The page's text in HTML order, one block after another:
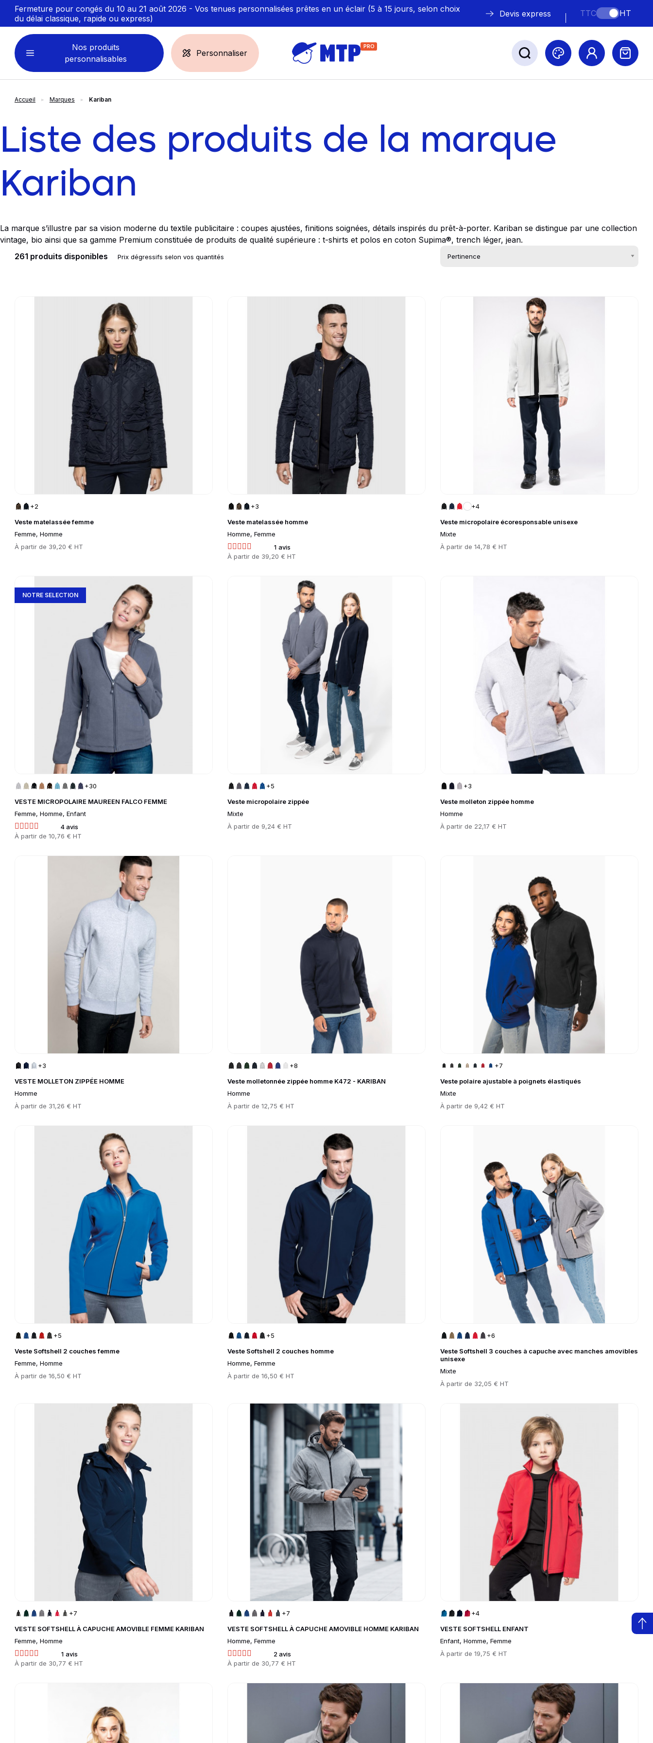
Fermeture pour congés du 10 au 21 août 2026 - Vos tenues personnalisées prêtes en un éclair (5 à 15 jours, selon choix
du délai classique, rapide ou express)
Devis express TTC HT
PRO
Nos produits
personnalisables
VÊTEMENTS
Sweats personnalisables
Marinière
T-shirt
Doudoune
Survêtement
Casquette
Bonnet et Bandeau
Toque et Calot
Cravate
Parapluie
Ceinture
Goodies
Chaussette
Santé - Bien-être
Sécurité - haute visibilité
Made in Europe
Fabriqué en France
Personnaliser
Accueil Marques Kariban
Liste des produits de la marque
Kariban
La marque s’illustre par sa vision moderne du textile publicitaire : coupes ajustées, finitions soignées, détails inspirés du prêt-à-porter. Kariban se distingue par une collection
vintage, bio ainsi que sa gamme Premium constituée de produits de qualité supérieure : t-shirts et polos en coton Supima®, trench léger, jean.
261 produits disponibles
Prix dégressifs selon vos quantités
Veste matelassée femme
Femme, Homme
Prix
À partir de 39,20 € HT
+2
Veste matelassée homme
Homme, Femme
1 avis
Prix
À partir de 39,20 € HT
+3
Veste micropolaire écoresponsable unisexe
Mixte
Prix
À partir de 14,78 € HT
+4
VESTE MICROPOLAIRE MAUREEN FALCO FEMME
Femme, Homme, Enfant
4 avis
Prix
À partir de10,76 € HT
NOTRE SELECTION
+30
Veste micropolaire zippée
Mixte
Prix
À partir de 9,24 € HT
+5
Go to product page
Veste molleton zippée homme
Homme
Prix
À partir de 22,17 € HT
+3
VESTE MOLLETON ZIPPÉE HOMME
Homme
Prix
À partir de 31,26 € HT
+3
Veste molletonnée zippée homme K472 - KARIBAN
Homme
Prix
À partir de 12,75 € HT
+8
Veste polaire ajustable à poignets élastiqués
Mixte
Prix
À partir de 9,42 € HT
+7
Veste Softshell 2 couches femme
Femme, Homme
Prix
À partir de16,50 € HT
+5
Veste Softshell 2 couches homme
Homme, Femme
Prix
À partir de 16,50 € HT
+5
Veste Softshell 3 couches à capuche avec manches amovibles
unisexe
Mixte
Prix
À partir de 32,05 € HT
+6
VESTE SOFTSHELL À CAPUCHE AMOVIBLE FEMME KARIBAN
Femme, Homme
1 avis
Prix
À partir de 30,77 € HT
+7
VESTE SOFTSHELL À CAPUCHE AMOVIBLE HOMME KARIBAN
Homme, Femme
2 avis
Prix
À partir de 30,77 € HT
+7
Go to product page
VESTE SOFTSHELL ENFANT
Enfant, Homme, Femme
Prix
À partir de 19,75 € HT
+4